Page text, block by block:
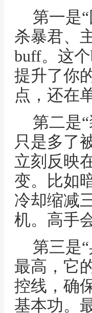
第一是
杀暴君、
buff。这
提升了你
点，还在
第二是
只是多了
立刻反映
变。比如
冷却缩减
机。高手
第三是
最高，它
控线，确
基本功。